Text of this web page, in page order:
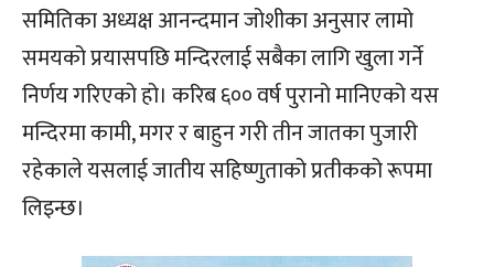
समितिका अध्यक्ष आनन्दमान जोशीका अनुसार लामो
समयको प्रयासपछि मन्दिरलाई सबैका लागि खुला गर्ने
निर्णय गरिएको हो। करिब ६०० वर्ष पुरानो मानिएको यस
मन्दिरमा कामी, मगर र बाहुन गरी तीन जातका पुजारी
रहेकाले यसलाई जातीय सहिष्णुताको प्रतीकको रूपमा
लिइन्छ।